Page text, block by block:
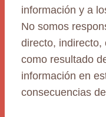
información y a
No somos
directo, indirecto,
como resultado
información en
consecuencias